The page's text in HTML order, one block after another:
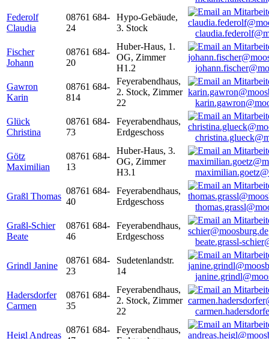
Federolf
Claudia
08761 684-
24
Hypo-Gebäude,
3. Stock
Fischer
Johann
08761 684-
20
Huber-Haus, 1.
OG, Zimmer
H1.2
Gawron
Karin
08761 684-
814
Feyerabendhaus,
2. Stock, Zimmer
22
Glück
Christina
08761 684-
73
Feyerabendhaus,
Erdgeschoss
Götz
Maximilian
08761 684-
13
Huber-Haus, 3.
OG, Zimmer
H3.1
Graßl Thomas
08761 684-
40
Feyerabendhaus,
Erdgeschoss
Graßl-Schier
Beate
08761 684-
46
Feyerabendhaus,
Erdgeschoss
beate.grassl-
Grindl Janine
08761 684-
23
Sudetenlandstr.
14
Hadersdorfer
Carmen
08761 684-
35
Feyerabendhaus,
2. Stock, Zimmer
22
Heigl Andreas
08761 684-
Feyerabendhaus,